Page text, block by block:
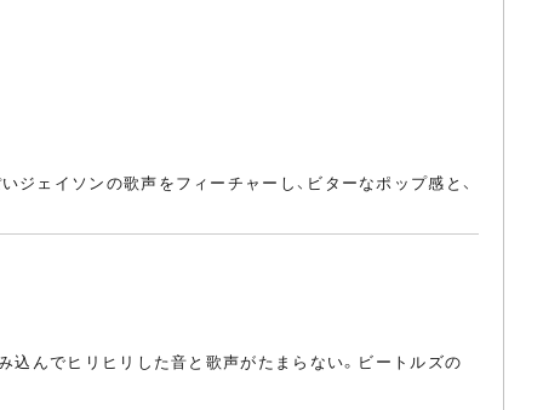
ェイソンの歌声をフィーチャーし、ビターなポップ感と、
込んでヒリヒリした音と歌声がたまらない。ビートルズの